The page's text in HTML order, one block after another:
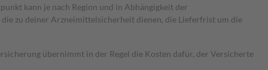
kann je nach Region und in Abhängigkeit der
zu deiner Arzneimittelsicherheit dienen, die Lieferfrist um die
übernimmt in der Regel die Kosten dafür, der Versicherte